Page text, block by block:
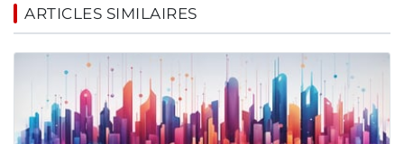
ARTICLES SIMILAIRES